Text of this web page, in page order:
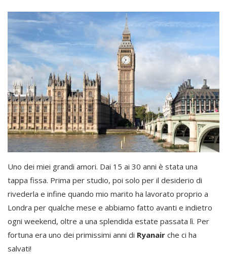
Uno dei miei grandi amori. Dai 15 ai 30 anni è stata una
tappa fissa. Prima per studio, poi solo per il desiderio di
rivederla e infine quando mio marito ha lavorato proprio a
Londra per qualche mese e abbiamo fatto avanti e indietro
ogni weekend, oltre a una splendida estate passata lì. Per
fortuna era uno dei primissimi anni di Ryanair che ci ha
salvati!